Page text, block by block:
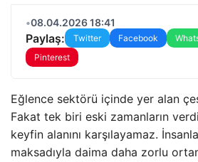
•08.04.2026 18:41
Paylaş: Twitter Facebook
Pinterest
Eğlence sektörü içinde yer alan
Fakat tek biri eski zamanların
keyfin alanını karşılayamaz.
maksadıyla daima daha zorlu